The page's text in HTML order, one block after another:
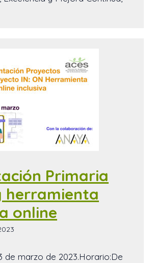
Primaria
herramienta
online
de marzo de 2023.Horario:De